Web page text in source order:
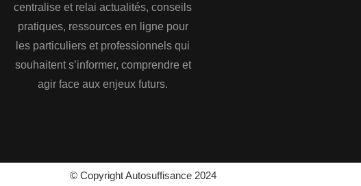
centralise et relai actualités, conseils
pratiques, ressources en ligne pour
les particuliers et professionnels qui
souhaitent s’informer, comprendre et
agir face aux enjeux futurs.
© Copyright Autosuffisance 2024